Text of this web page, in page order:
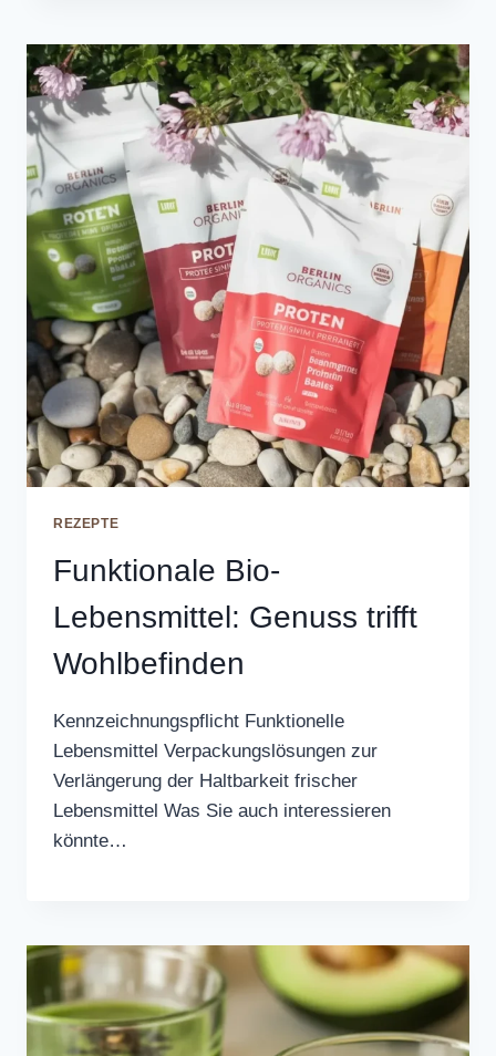
REZEPTE
Funktionale Bio-
Lebensmittel: Genuss trifft
Wohlbefinden
Kennzeichnungspflicht Funktionelle
Lebensmittel Verpackungslösungen zur
Verlängerung der Haltbarkeit frischer
Lebensmittel Was Sie auch interessieren
könnte…